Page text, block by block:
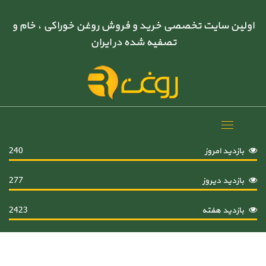
اولین سایت تخصصی خرید و فروش روغن خوراکی ، خام و
تصفیه شده در ایران
Toggle
بازدید امروز
240
بازدید دیروز 277
بازدید هفته 2423